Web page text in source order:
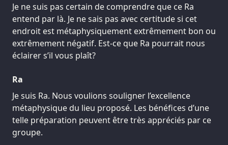
Je ne suis pas certain de comprendre que ce Ra
entend par là. Je ne sais pas avec certitude si cet
endroit est métaphysiquement extrêmement bon ou
extrêmement négatif. Est-ce que Ra pourrait nous
éclairer s’il vous plaît?
Ra
Je suis Ra. Nous voulions souligner l’excellence
métaphysique du lieu proposé. Les bénéfices d’une
telle préparation peuvent être très appréciés par ce
groupe.